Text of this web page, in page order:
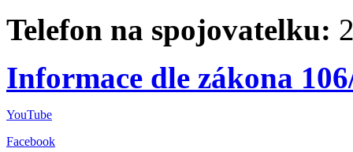
Telefon na spojovatelku:
Informace dle zákona
YouTube
Facebook